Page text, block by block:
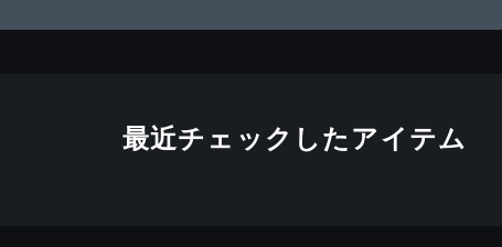
最近チェックしたアイテム